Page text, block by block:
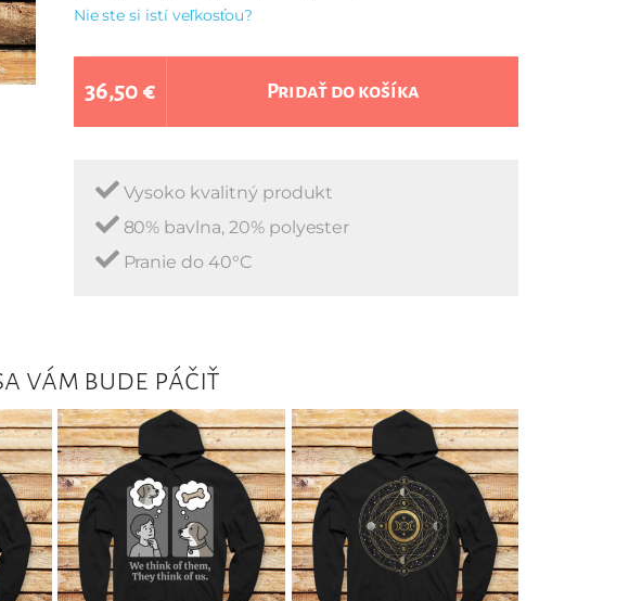
Nie ste si istí veľkosťou?
36,50 € Pridať do košíka
Vysoko kvalitný produkt
80% bavlna, 20% polyester
Pranie do 40°C
vám bude páčiť